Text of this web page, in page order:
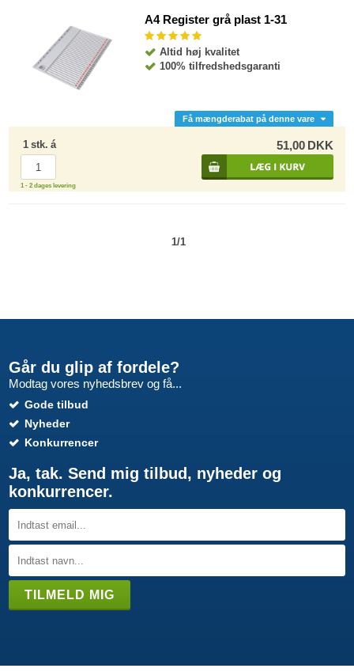
A4 Register grå plast 1-31
Altid høj kvalitet
100% tilfredshedsgaranti
1 stk. á 51,00 DKK
Få mængderabat på denne vare
1 - 2 dages levering
1/1
Går du glip af fordele?
Modtag vores nyhedsbrev og få...
Gode tilbud
Nyheder
Konkurrencer
Ja, tak. Send mig tilbud, nyheder og
konkurrencer.